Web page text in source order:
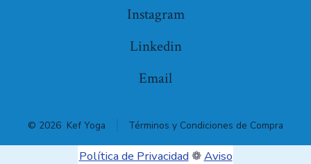
Instagram
Linkedin
Email
© 2026 Kef Yoga Términos y Condiciones de Compra
Política de Privacidad ❁Aviso